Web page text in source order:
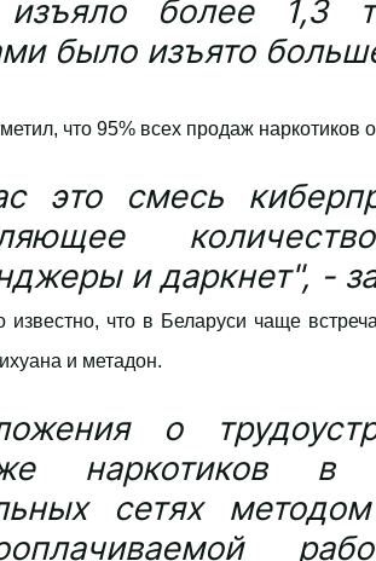
более 1,3
было изъято
что 95% всех продаж наркотиков
это смесь
и даркнет", -
известно, что в Беларуси чаще
и метадон.
о
наркотиков в
сетях